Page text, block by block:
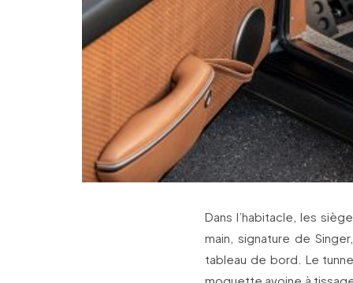
Dans l’habitacle, les
main, signature de
tableau de bord. Le